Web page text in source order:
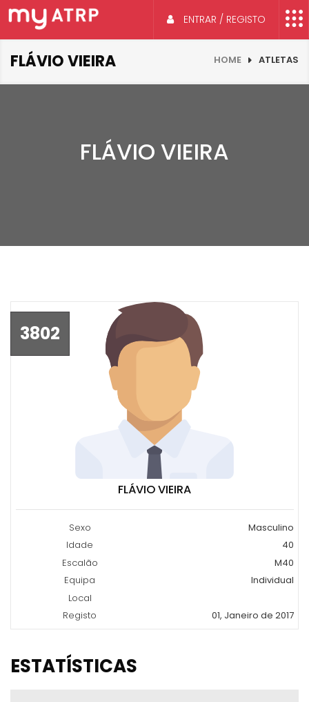
ENTRAR / REGISTO
FLÁVIO VIEIRA HOME ATLETAS
FLÁVIO VIEIRA
3802
FLÁVIO VIEIRA
Sexo
Masculino
Idade
40
Escalão
M40
Equipa
Individual
Local
Registo
01, Janeiro de 2017
ESTATÍSTICAS